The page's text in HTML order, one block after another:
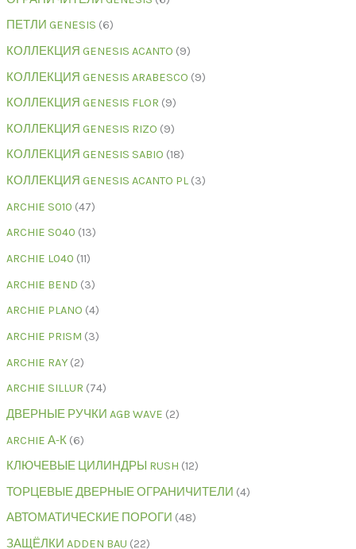
ПЕТЛИ GENESIS 6
КОЛЛЕКЦИЯ GENESIS ACANTO 9
КОЛЛЕКЦИЯ GENESIS ARABESCO 9
КОЛЛЕКЦИЯ GENESIS FLOR 9
КОЛЛЕКЦИЯ GENESIS RIZO 9
КОЛЛЕКЦИЯ GENESIS SABIO 18
КОЛЛЕКЦИЯ GENESIS ACANTO PL 3
ARCHIE S010 47
ARCHIE S040 13
ARCHIE L040 11
ARCHIE BEND 3
ARCHIE PLANO 4
ARCHIE PRISM 3
ARCHIE RAY 2
ARCHIE SILLUR 74
ДВЕРНЫЕ РУЧКИ AGB WAVE 2
ARCHIE А-К 6
КЛЮЧЕВЫЕ ЦИЛИНДРЫ RUSH 12
ТОРЦЕВЫЕ ДВЕРНЫЕ ОГРАНИЧИТЕЛИ 4
АВТОМАТИЧЕСКИЕ ПОРОГИ 48
ЗАЩЁЛКИ ADDEN BAU 22